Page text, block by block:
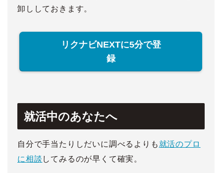
卸ししておきます。
リクナビNEXTに5分で登
録
就活中のあなたへ
自分で手当たりしだいに調べるよりも 就活のプロ
に相談 してみるのが早くて確実。